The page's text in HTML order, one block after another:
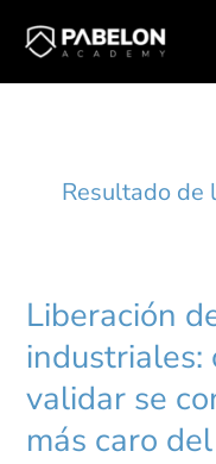
contenido
Inicio Ingeniería de
Liberación
industriales:
validar se
más caro
Liberación
de
equipos
industriales:
cuando
firmar
sin